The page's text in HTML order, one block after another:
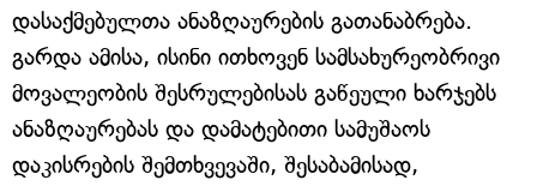
დასაქმებულთა ანაზღაურების გათანაბრება.
გარდა ამისა, ისინი ითხოვენ სამსახურეობრივი
მოვალეობის შესრულებისას გაწეული ხარჯებს
ანაზღაურებას და დამატებითი სამუშაოს
დაკისრების შემთხვევაში, შესაბამისად,